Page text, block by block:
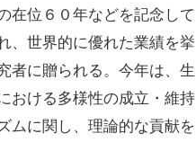
在位６０年などを記念して
、世界的に優れた業績を挙
者に贈られる。今年は、生
おける多様性の成立・維持
ムに関し、理論的な貢献を